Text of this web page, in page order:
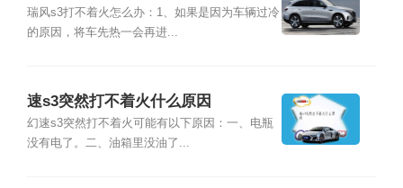
瑞风s3打不着火怎么办：1、如果是因为车辆过冷
的原因，将车先热一会再进...
速s3突然打不着火什么原因
幻速s3突然打不着火可能有以下原因：一、电瓶
没有电了。二、油箱里没油了...